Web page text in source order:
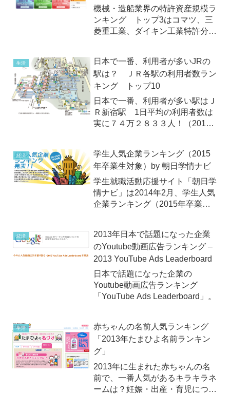
や...
機械・造船業界の特許資産規模ラ
ンキング トップ3はコマツ、三
菱重工業、ダイキン工業特許分析
自に分類した「コマツ、三菱重工
業、ダイキン工業」業界の企業を
対象に、各社が保有する特...
生活
日本で一番、利用者が多いJRの
駅は？ ＪＲ各駅の利用者数ラン
キング トップ10
日本で一番、利用者が多い駅はＪ
Ｒ新宿駅 1日平均の利用者数は
実に７４万２８３３人！（2012
ランキング（2012年度）が明ら
かになりました。第1位は前回と
同様、ＪＲ新宿駅。20...
経済
学生人気企業ランキング（2015
年卒業生対象）by 朝日学情ナビ
学生就職活動応援サイト「朝日学
情ナビ」は2014年2月、学生人気
企業ランキング（2015年卒業生
経済
2013年日本で話題になった企業
のYoutube動画広告ランキング –
2013 YouTube Ads Leaderboard
日本で話題になった企業の
Youtube動画広告ランキング
「YouTube Ads Leaderboard」。
生活
赤ちゃんの名前人気ランキング
「2013年たまひよ名前ランキン
グ」
2013年に生まれた赤ちゃんの名
前で、一番人気があるキラキラネ
ームは？妊娠・出産・育児につい